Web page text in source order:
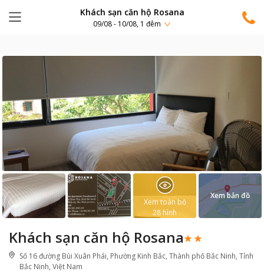
Khách sạn căn hộ Rosana
09/08 - 10/08, 1 đêm
Khách sạn căn hộ Rosana
Số 16 đường Bùi Xuân Phái, Phường Kinh Bắc, Thành phố Bắc Ninh, Tỉnh
Bắc Ninh, Việt Nam
Xem toàn bộ
28 hình
Xem bản đồ